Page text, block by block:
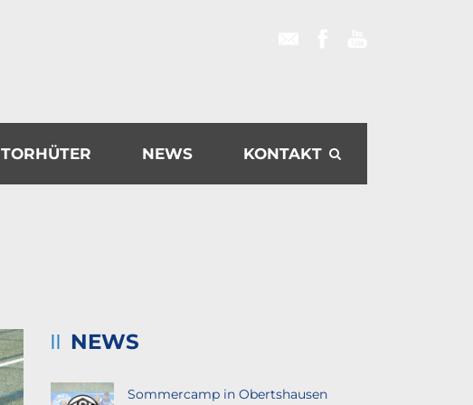
TORHÜTER NEWS KONTAKT
NEWS
Sommercamp in Obertshausen